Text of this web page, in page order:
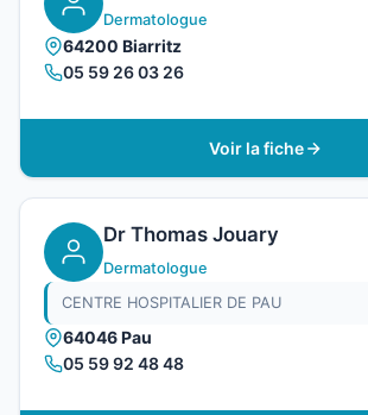
Dermatologue
64200 Biarritz
05 59 26 03 26
Voir la fiche
Dr Thomas Jouary
Dermatologue
CENTRE HOSPITALIER DE PAU
64046 Pau
05 59 92 48 48